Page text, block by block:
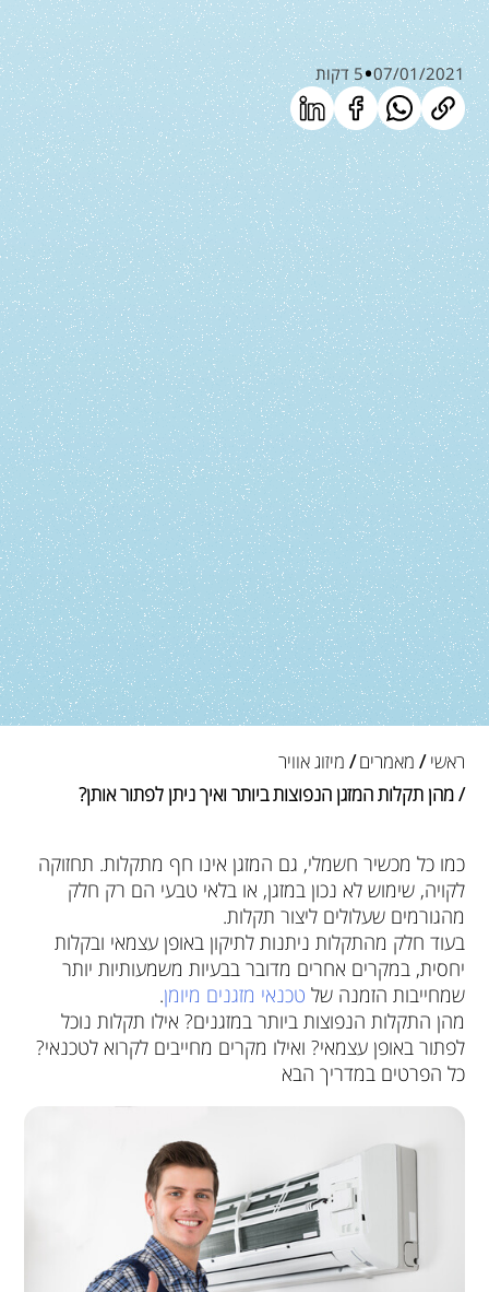
07/01/2021 5 דקות
ראשי / מאמרים/ מיזוג אוויר
/ מהן תקלות המזגן הנפוצות ביותר ואיך ניתן לפתור אותן?
כמו כל מכשיר חשמלי, גם המזגן אינו חף מתקלות. תחזוקה
לקויה, שימוש לא נכון במזגן, או בלאי טבעי הם רק חלק
מהגורמים שעלולים ליצור תקלות.
בעוד חלק מהתקלות ניתנות לתיקון באופן עצמאי ובקלות
יחסית, במקרים אחרים מדובר בבעיות משמעותיות יותר
שמחייבות הזמנה של טכנאי מזגנים מיומן.
מהן התקלות הנפוצות ביותר במזגנים? אילו תקלות נוכל
לפתור באופן עצמאי? ואילו מקרים מחייבים לקרוא לטכנאי?
כל הפרטים במדריך הבא